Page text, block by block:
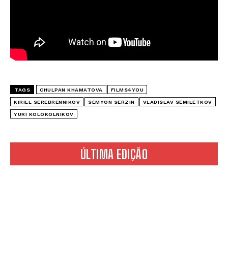
ÚLTIMA EDIÇÃO
TAGS CHULPAN KHAMATOVA FILMS4YOU
KIRILL SEREBRENNIKOV SEMYON SERZIN VLADISLAV SEMILETKOV
YURI KOLOKOLNIKOV